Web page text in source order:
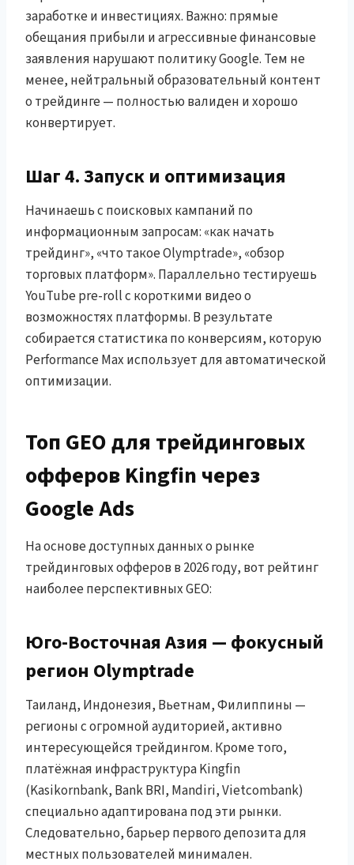
заработке и инвестициях. Важно: прямые
обещания прибыли и агрессивные финансовые
заявления нарушают политику Google. Тем не
менее, нейтральный образовательный контент
о трейдинге — полностью валиден и хорошо
конвертирует.
Шаг 4. Запуск и оптимизация
Начинаешь с поисковых кампаний по
информационным запросам: «как начать
трейдинг», «что такое Olymptrade», «обзор
торговых платформ». Параллельно тестируешь
YouTube pre-roll с короткими видео о
возможностях платформы. В результате
собирается статистика по конверсиям, которую
Performance Max использует для автоматической
оптимизации.
Топ GEO для трейдинговых
офферов Kingfin через
Google Ads
На основе доступных данных о рынке
трейдинговых офферов в 2026 году, вот рейтинг
наиболее перспективных GEO:
Юго-Восточная Азия — фокусный
регион Olymptrade
Таиланд, Индонезия, Вьетнам, Филиппины —
регионы с огромной аудиторией, активно
интересующейся трейдингом. Кроме того,
платёжная инфраструктура Kingfin
(Kasikornbank, Bank BRI, Mandiri, Vietcombank)
специально адаптирована под эти рынки.
Следовательно, барьер первого депозита для
местных пользователей минимален.